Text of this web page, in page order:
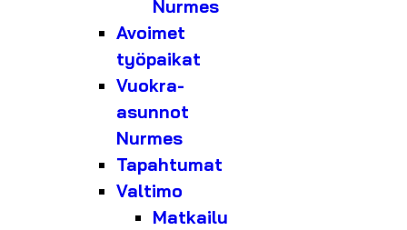
Nurmes
Avoimet
työpaikat
Vuokra-
asunnot
Nurmes
Tapahtumat
Valtimo
Matkailu